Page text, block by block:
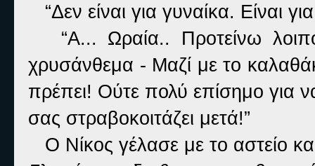
“Δεν είναι για γυναίκα. Είναι
“Α... Ωραία.. Προτείνω
χρυσάνθεμα - Μαζί με το
πρέπει! Ούτε πολύ επίσημο για
σας στραβοκοιτάζει μετά!”
Ο Νίκος γέλασε με το αστείο